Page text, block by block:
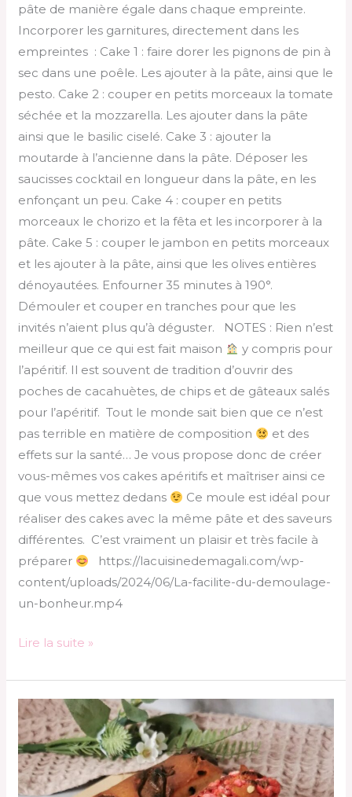
pâte de manière égale dans chaque empreinte.
Incorporer les garnitures, directement dans les
empreintes : Cake 1 : faire dorer les pignons de pin à
sec dans une poêle. Les ajouter à la pâte, ainsi que le
pesto. Cake 2 : couper en petits morceaux la tomate
séchée et la mozzarella. Les ajouter dans la pâte
ainsi que le basilic ciselé. Cake 3 : ajouter la
moutarde à l’ancienne dans la pâte. Déposer les
saucisses cocktail en longueur dans la pâte, en les
enfonçant un peu. Cake 4 : couper en petits
morceaux le chorizo et la fêta et les incorporer à la
pâte. Cake 5 : couper le jambon en petits morceaux
et les ajouter à la pâte, ainsi que les olives entières
dénoyautées. Enfourner 35 minutes à 190°.
Démouler et couper en tranches pour que les
invités n’aient plus qu’à déguster. NOTES : Rien n’est
meilleur que ce qui est fait maison
y compris pour
l’apéritif. Il est souvent de tradition d’ouvrir des
poches de cacahuètes, de chips et de gâteaux salés
pour l’apéritif. Tout le monde sait bien que ce n’est
pas terrible en matière de composition
et des
effets sur la santé… Je vous propose donc de créer
vous-mêmes vos cakes apéritifs et maîtriser ainsi ce
que vous mettez dedans
Ce moule est idéal pour
réaliser des cakes avec la même pâte et des saveurs
différentes. C’est vraiment un plaisir et très facile à
préparer
https://lacuisinedemagali.com/wp-
content/uploads/2024/06/La-facilite-du-demoulage-
un-bonheur.mp4
Lire la suite »
Cakes
sucrés